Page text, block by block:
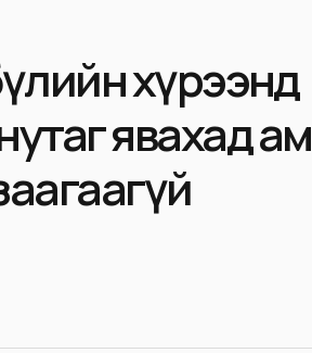
хүрээнд
явахад ам